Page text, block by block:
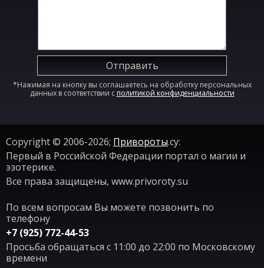
Отправить
*Нажимая на кнопку вы соглашаетесь на обработку персональных
данных в соответствии с политикой конфиденциальности
Copyright © 2006-2026; Привороты.су:
Первый в Российской Федерации портал о магии и
эзотерике.
Все права защищены, www.privoroty.su
По всем вопросам Вы можете позвонить по
телефону
+7 (925) 772-44-53
Просьба обращаться с 11:00 до 22:00 по Московскому
времени